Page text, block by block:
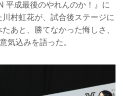
平成最後のやれんのか！』に
村虹花が、試合後ステージに
あと、勝てなかった悔しさ、
気込みを語った。